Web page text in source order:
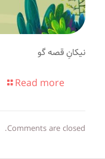
نیکانِ قصه گو
Read more
Comments are closed.